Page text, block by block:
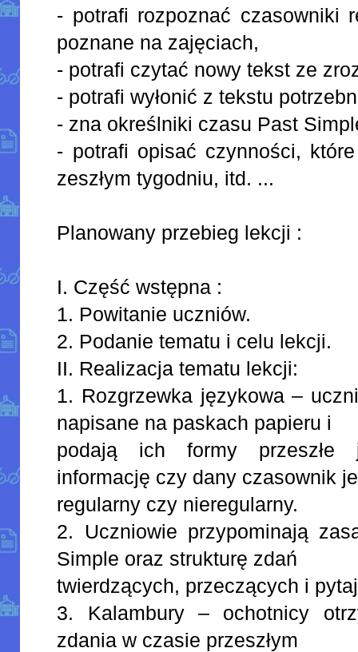
- potrafi rozpoznać czasowniki
poznane na zajęciach,
- potrafi czytać nowy tekst ze
- potrafi wyłonić z tekstu
- zna określniki czasu Past
- potrafi opisać czynności,
zeszłym tygodniu, itd. ...
Planowany przebieg lekcji :
I. Część wstępna :
1. Powitanie uczniów.
2. Podanie tematu i celu lekcji.
II. Realizacja tematu lekcji:
1. Rozgrzewka językowa –
napisane na paskach papieru i
podają ich formy przeszłe
informację czy dany czasownik
regularny czy nieregularny.
2. Uczniowie przypominają
Simple oraz strukturę zdań
twierdzących, przeczących i
3. Kalambury – ochotnicy
zdania w czasie przeszłym